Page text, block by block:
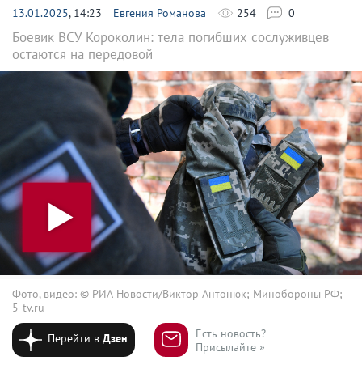
13.01.2025, 14:23 Евгения Романова 254 0
Боевик ВСУ Короколин: тела погибших сослуживцев
остаются на передовой
Фото, видео: © РИА Новости/Виктор Антонюк; Минобороны РФ;
5-tv.ru
Перейти вДзен
Есть новость?
Присылайте »